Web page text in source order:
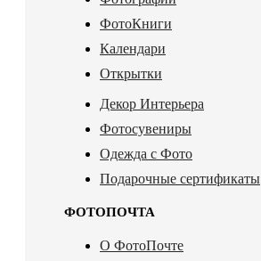
ФотоКниги
Календари
Открытки
Декор Интерьера
Фотосувениры
Одежда с Фото
Подарочные сертификаты
ФОТОПОЧТА
О ФотоПочте